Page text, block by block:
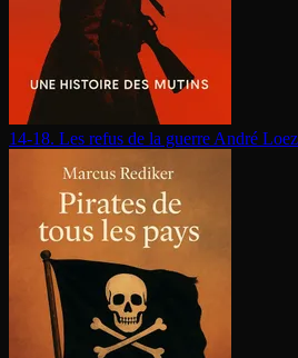
14-18. Les refus de la guerre André Loez